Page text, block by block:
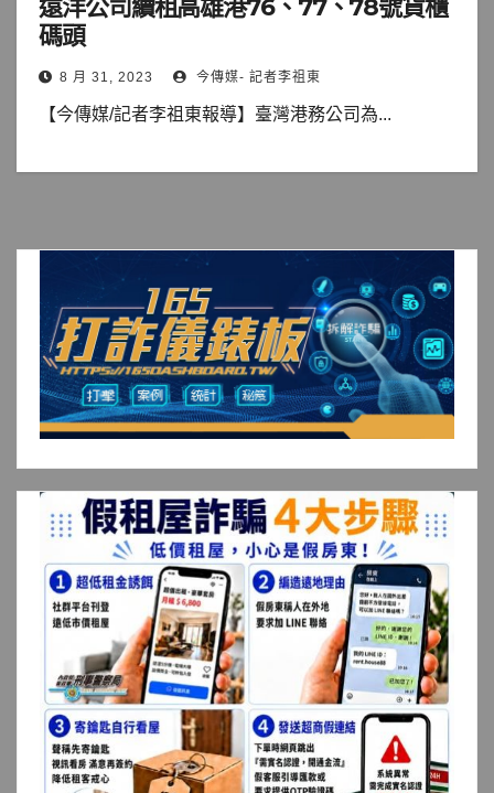
遠洋公司續租高雄港76、77、78號貨櫃
碼頭
8 月 31, 2023 今傳媒- 記者李祖東
【今傳媒/記者李祖東報導】臺灣港務公司為...